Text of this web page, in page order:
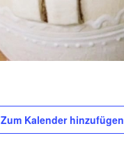
Zum Kalender hinzufügen